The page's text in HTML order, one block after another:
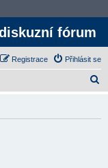
fórum
Přihlásit se
Registrace